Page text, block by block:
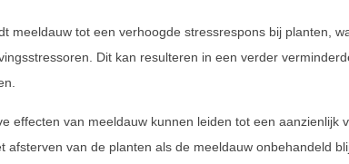
meeldauw tot een verhoogde stressrespons bij planten,
Dit kan resulteren in een verder
effecten van meeldauw kunnen leiden tot een aanzienlijk
afsterven van de planten als de meeldauw onbehandeld